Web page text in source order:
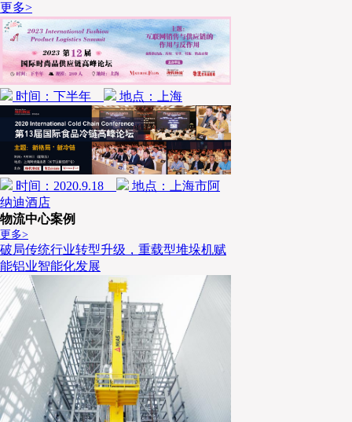
更多>
时间：下半年 地点：上海
时间：2020.9.18
地点：上海市阿
纳迪酒店
物流中心案例
更多>
破局传统行业转型升级，重载型堆垛机赋
能铝业智能化发展